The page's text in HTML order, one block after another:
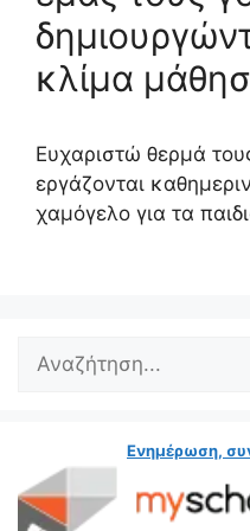
κλίμα
Ευχαριστώ θερμά
εργάζονται
χαμόγελο για τα
Ενημέρωση,